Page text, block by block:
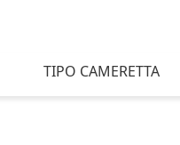
TIPO CAMERETTA